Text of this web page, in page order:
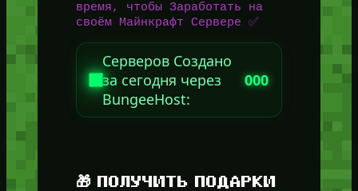
время, чтобы Заработать на
своём Майнкрафт Сервере ✅
Серверов Создано
за сегодня через
BungeeHost:
000
🎁 ПОЛУЧИТЬ ПОДАРКИ